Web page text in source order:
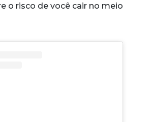
o risco de você cair no meio